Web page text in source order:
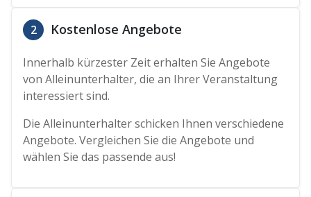
2 Kostenlose Angebote
Innerhalb kürzester Zeit erhalten Sie Angebote
von Alleinunterhalter, die an Ihrer Veranstaltung
interessiert sind.
Die Alleinunterhalter schicken Ihnen verschiedene
Angebote. Vergleichen Sie die Angebote und
wählen Sie das passende aus!